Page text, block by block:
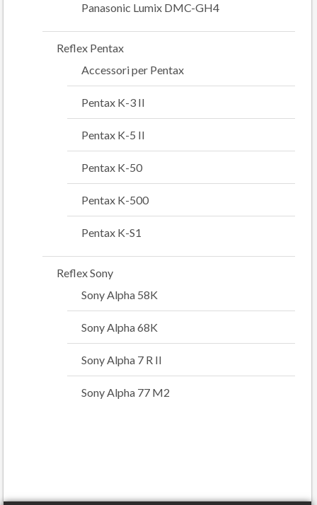
Panasonic Lumix DMC-GH4
Reflex Pentax
Accessori per Pentax
Pentax K-3 II
Pentax K-5 II
Pentax K-50
Pentax K-500
Pentax K-S1
Reflex Sony
Sony Alpha 58K
Sony Alpha 68K
Sony Alpha 7 R II
Sony Alpha 77 M2